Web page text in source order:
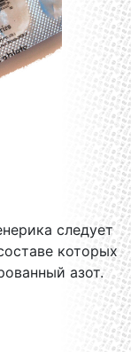
следует
которых
азот.